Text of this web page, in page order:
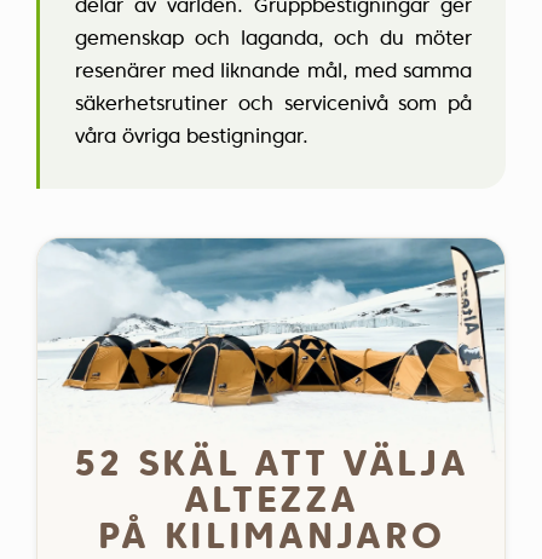
delar av världen. Gruppbestigningar ger
gemenskap och laganda, och du möter
resenärer med liknande mål, med samma
säkerhetsrutiner och servicenivå som på
våra övriga bestigningar.
52 SKÄL ATT VÄLJA
ALTEZZA
PÅ KILIMANJARO